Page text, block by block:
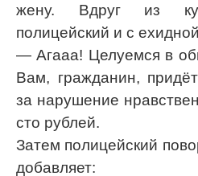
жену. Вдруг из
полицейский и с
— Агааа! Целуемся в
Вам, гражданин,
за нарушение
сто рублей.
Затем полицейский
добавляет: